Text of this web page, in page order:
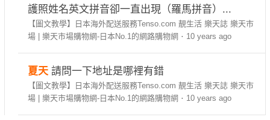
護照姓名英文拼音卻一直出現（羅馬拼音）...
【圖文教學】日本海外配送服務Tenso.com 靚生活 樂天誌 樂天市
場 | 樂天市場購物網-日本No.1的網路購物網 · 10 years ago
夏天 請問一下地址是哪裡有錯
【圖文教學】日本海外配送服務Tenso.com 靚生活 樂天誌 樂天市
場 | 樂天市場購物網-日本No.1的網路購物網 · 10 years ago